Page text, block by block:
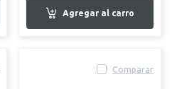
Comparar